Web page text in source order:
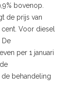
bovenop.
de prijs van
Voor diesel
De
per 1 januari
behandeling